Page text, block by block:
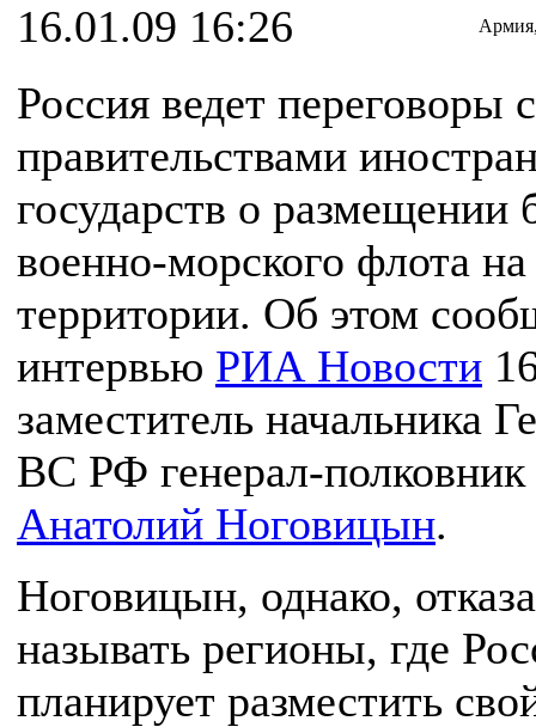
16.01.09 16:26
Россия ведет переговоры с
правительствами
государств о размещении
военно-морского флота
территории. Об этом
интервью РИА Новости
заместитель начальника
ВС РФ генерал-полковник
Анатолий Ноговицын.
Ноговицын, однако,
называть регионы, где
планирует разместить